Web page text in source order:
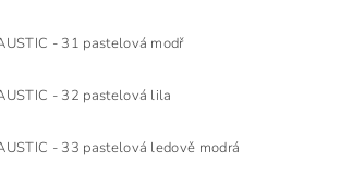
- 31 pastelová modř
- 32 pastelová lila
- 33 pastelová ledově modrá